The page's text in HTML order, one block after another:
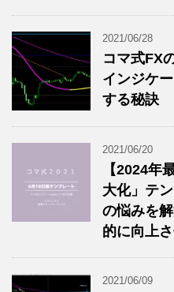
2021/06/28
コマ式FX
インジケ
する秘訣
2021/06/20
【2024年
大化」テ
の悩みを
的に向上
2021/06/09